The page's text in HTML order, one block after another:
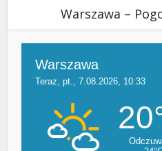
Warszawa –